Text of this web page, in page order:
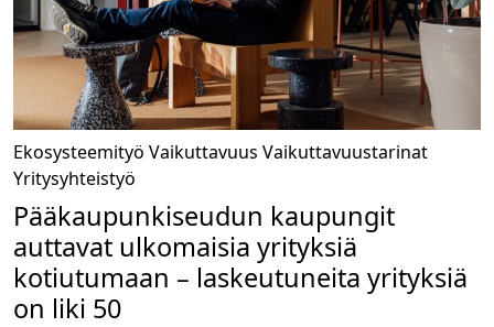
Ekosysteemityö Vaikuttavuus Vaikuttavuustarinat
Yritysyhteistyö
Pääkaupunkiseudun kaupungit
auttavat ulkomaisia yrityksiä
kotiutumaan – laskeutuneita yrityksiä
on liki 50